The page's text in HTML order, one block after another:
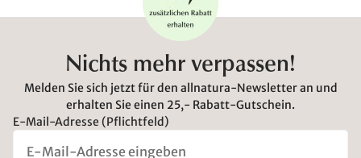
Nichts mehr verpassen!
Melden Sie sich jetzt für den allnatura-Newsletter an und
erhalten Sie einen 25,- Rabatt-Gutschein.
E-Mail-Adresse (Pflichtfeld)